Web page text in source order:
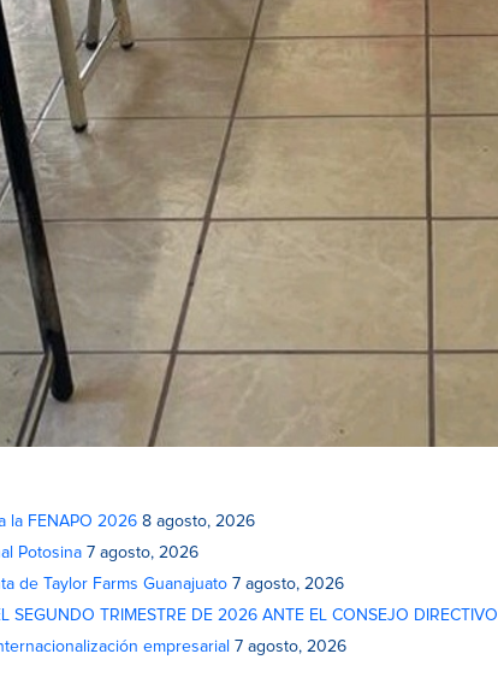
la FENAPO 2026 8 agosto, 2026
Potosina 7 agosto, 2026
de Taylor Farms Guanajuato 7 agosto, 2026
SEGUNDO TRIMESTRE DE 2026 ANTE EL CONSEJO DIRECTIVO
empresarial 7 agosto, 2026